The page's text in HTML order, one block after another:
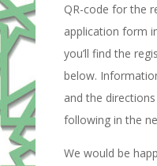
QR-code for the
application form
you’ll find the
below.
and the
following in the
We would be